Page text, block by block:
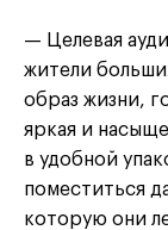
— Целевая
жители
образ жизни,
яркая и
в удобной
поместиться
которую они